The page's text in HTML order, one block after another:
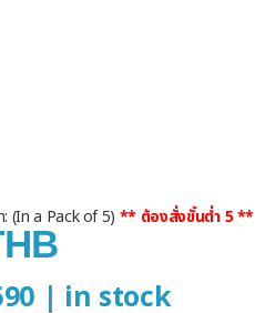
(In a Pack of 5) ** ต้องสั่งขั้นต่ำ 5 **
| in stock